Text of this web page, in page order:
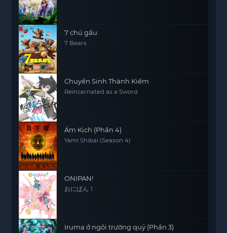
7 chú gấu
7 Bears
Chuyển Sinh Thành Kiếm
Reincarnated as a Sword
Ám Kịch (Phần 4)
Yami Shibai (Season 4)
ONIPAN!
おにぱん！
Iruma ở ngôi trường quỷ (Phần 3)